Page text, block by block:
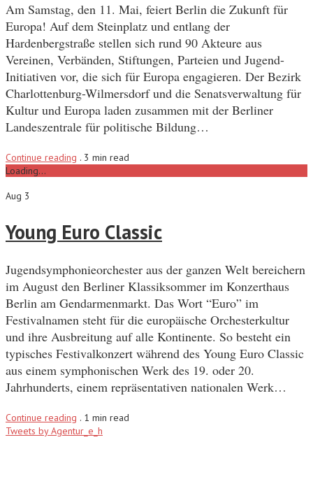
Am Samstag, den 11. Mai, feiert Berlin die Zukunft für
Europa! Auf dem Steinplatz und entlang der
Hardenbergstraße stellen sich rund 90 Akteure aus
Vereinen, Verbänden, Stiftungen, Parteien und Jugend-
Initiativen vor, die sich für Europa engagieren. Der Bezirk
Charlottenburg-Wilmersdorf und die Senatsverwaltung für
Kultur und Europa laden zusammen mit der Berliner
Landeszentrale für politische Bildung…
Continue reading . 3 min read
Loading...
Aug 3
Young Euro Classic
Jugendsymphonieorchester aus der ganzen Welt bereichern
im August den Berliner Klassiksommer im Konzerthaus
Berlin am Gendarmenmarkt. Das Wort “Euro” im
Festivalnamen steht für die europäische Orchesterkultur
und ihre Ausbreitung auf alle Kontinente. So besteht ein
typisches Festivalkonzert während des Young Euro Classic
aus einem symphonischen Werk des 19. oder 20.
Jahrhunderts, einem repräsentativen nationalen Werk…
Continue reading . 1 min read
Tweets by Agentur_e_h